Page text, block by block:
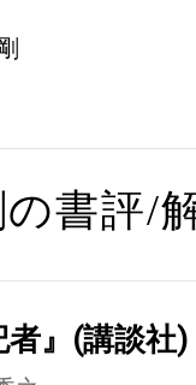
書評/
者』(講談社)